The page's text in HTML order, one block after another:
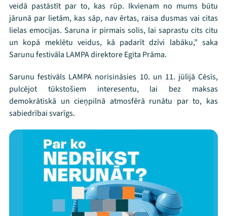
Threads TikTok
veidā pastāstīt par to, kas rūp. Ikvienam no mums būtu
jārunā par lietām, kas sāp, nav ērtas, raisa dusmas vai citas
lielas emocijas. Saruna ir pirmais solis, lai saprastu cits citu
un kopā meklētu veidus, kā padarīt dzīvi labāku,” saka
Sarunu festivāla LAMPA direktore Egita Prāma.
Sarunu festivāls LAMPA norisināsies 10. un 11. jūlijā Cēsīs,
pulcējot tūkstošiem interesentu, lai bez maksas
demokrātiskā un cieņpilnā atmosfērā runātu par to, kas
sabiedrībai svarīgs.